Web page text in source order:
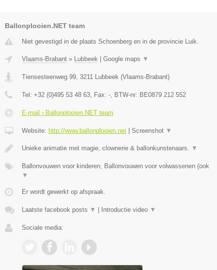
Ballonplooien.NET team
Niet gevestigd in de plaats Schoenberg en in de provincie Luik.
Vlaams-Brabant » Lubbeek Google maps ▼
Tiensesteenweg 99, 3211 Lubbeek (Vlaams-Brabant)
Tel: +32 (0)495 53 48 63, Fax: -, BTW-nr: BE0879 212 552
E-mail › Ballonplooien.NET team
Website: http://www.ballonplooien.net Screenshot ▼
Unieke animatie met magie, clownerie & ballonkunstenaars. ▼
Ballonvouwen voor kinderen, Ballonvouwen voor volwassenen (ook
▼
Er wordt gewerkt op afspraak.
Laatste facebook posts ▼ Introductie video ▼
Sociale media: